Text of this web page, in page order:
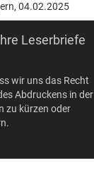
04.02.2025
Leserbriefe
wir uns das Recht
Abdruckens in der
zu kürzen oder